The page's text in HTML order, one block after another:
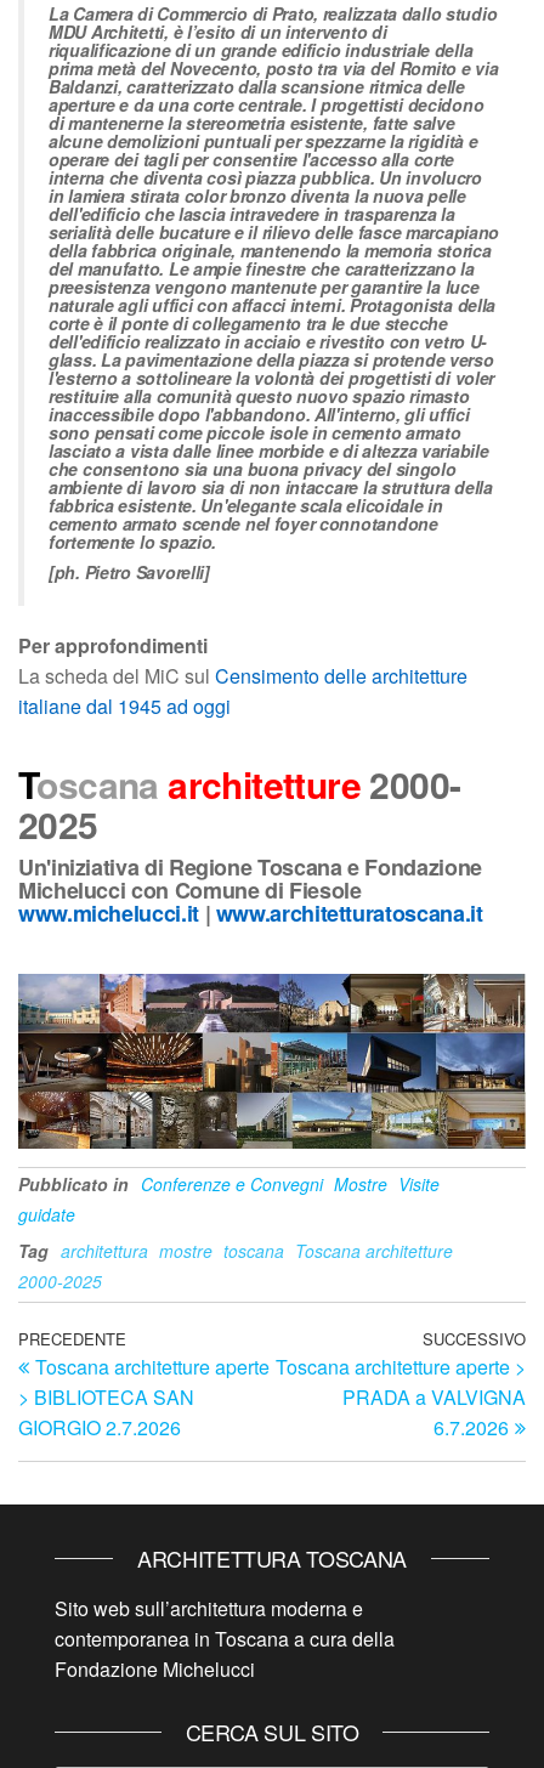
La Camera di Commercio di Prato, realizzata dallo studio
MDU Architetti, è l’esito di un intervento di
riqualificazione di un grande edificio industriale della
prima metà del Novecento, posto tra via del Romito e via
Baldanzi, caratterizzato dalla scansione ritmica delle
aperture e da una corte centrale. I progettisti decidono
di mantenerne la stereometria esistente, fatte salve
alcune demolizioni puntuali per spezzarne la rigidità e
operare dei tagli per consentire l'accesso alla corte
interna che diventa così piazza pubblica. Un involucro
in lamiera stirata color bronzo diventa la nuova pelle
dell'edificio che lascia intravedere in trasparenza la
serialità delle bucature e il rilievo delle fasce marcapiano
della fabbrica originale, mantenendo la memoria storica
del manufatto. Le ampie finestre che caratterizzano la
preesistenza vengono mantenute per garantire la luce
naturale agli uffici con affacci interni. Protagonista della
corte è il ponte di collegamento tra le due stecche
dell'edificio realizzato in acciaio e rivestito con vetro U-
glass. La pavimentazione della piazza si protende verso
l'esterno a sottolineare la volontà dei progettisti di voler
restituire alla comunità questo nuovo spazio rimasto
inaccessibile dopo l'abbandono. All'interno, gli uffici
sono pensati come piccole isole in cemento armato
lasciato a vista dalle linee morbide e di altezza variabile
che consentono sia una buona privacy del singolo
ambiente di lavoro sia di non intaccare la struttura della
fabbrica esistente. Un'elegante scala elicoidale in
cemento armato scende nel foyer connotandone
fortemente lo spazio.
[ph. Pietro Savorelli]
Per approfondimenti
La scheda del MiC sul Censimento delle architetture
italiane dal 1945 ad oggi
Toscanaarchitetture2000-
2025
Un'iniziativa di Regione Toscana e Fondazione
Michelucci con Comune di Fiesole
www.michelucci.it|www.architetturatoscana.it
Pubblicato in Conferenze e Convegni Mostre Visite
guidate
Tag architettura mostre toscana Toscana architetture
2000-2025
Navigazione
articoli
Articolo
precedente
PRECEDENTE
Toscana architetture aperte
> BIBLIOTECA SAN
GIORGIO 2.7.2026
SUCCESSIVO
Toscana architetture aperte >
PRADA a VALVIGNA
6.7.2026
ARCHITETTURA TOSCANA
Sito web sull’architettura moderna e
contemporanea in Toscana a cura della
Fondazione Michelucci
CERCA SUL SITO